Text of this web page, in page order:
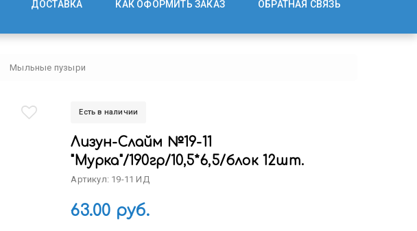
ДОСТАВКА КАК ОФОРМИТЬ ЗАКАЗ ОБРАТНАЯ СВЯЗЬ
Мыльные пузыри
Есть в наличии
Лизун-Слайм №19-11
"Мурка"/190гр/10,5*6,5/блок 12шт.
Артикул: 19-11 ИД
63.00 руб.